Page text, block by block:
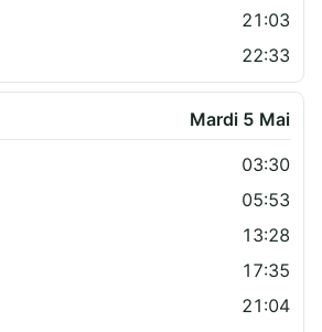
21:03
22:33
Mardi 5 Mai
03:30
05:53
13:28
17:35
21:04